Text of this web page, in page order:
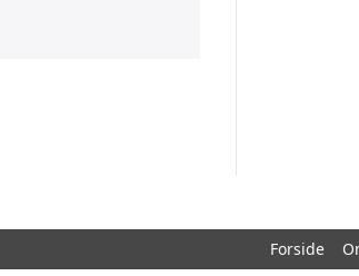
Forside